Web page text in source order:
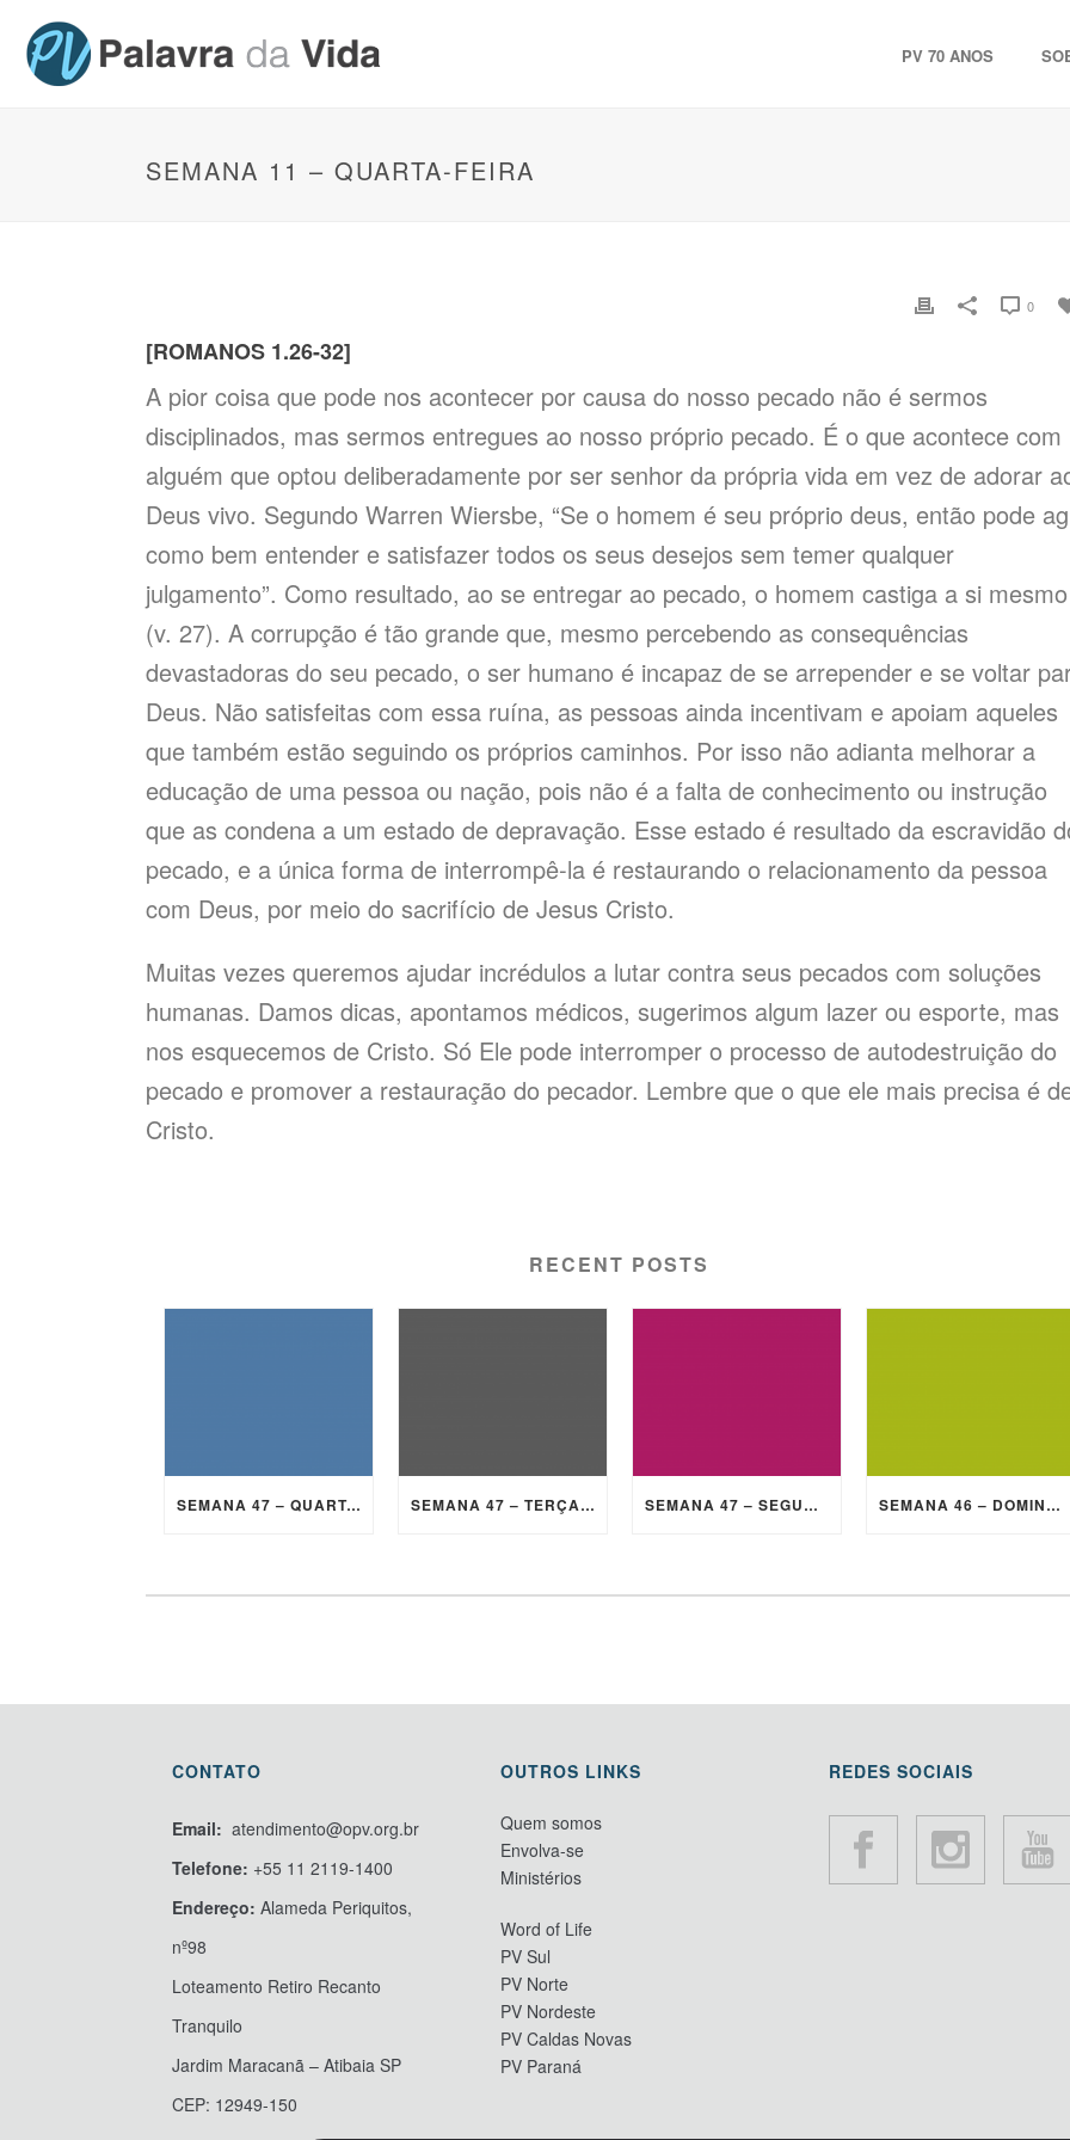
PV 70 ANOS
SEMANA 11 – QUARTA-FEIRA
0
[ROMANOS 1.26-32]
A pior coisa que pode nos acontecer por causa do nosso pecado não é sermos
disciplinados, mas sermos entregues ao nosso próprio pecado. É o que acontece com
alguém que optou deliberadamente por ser senhor da própria vida em vez de adorar
Deus vivo. Segundo Warren Wiersbe, “Se o homem é seu próprio deus, então pode
como bem entender e satisfazer todos os seus desejos sem temer qualquer
julgamento”. Como resultado, ao se entregar ao pecado, o homem castiga a si mesmo
(v. 27). A corrupção é tão grande que, mesmo percebendo as consequências
devastadoras do seu pecado, o ser humano é incapaz de se arrepender e se voltar
Deus. Não satisfeitas com essa ruína, as pessoas ainda incentivam e apoiam aqueles
que também estão seguindo os próprios caminhos. Por isso não adianta melhorar a
educação de uma pessoa ou nação, pois não é a falta de conhecimento ou instrução
que as condena a um estado de depravação. Esse estado é resultado da escravidão
pecado, e a única forma de interrompê-la é restaurando o relacionamento da pessoa
com Deus, por meio do sacrifício de Jesus Cristo.
Muitas vezes queremos ajudar incrédulos a lutar contra seus pecados com soluções
humanas. Damos dicas, apontamos médicos, sugerimos algum lazer ou esporte, mas
nos esquecemos de Cristo. Só Ele pode interromper o processo de autodestruição do
pecado e promover a restauração do pecador. Lembre que o que ele mais precisa é
Cristo.
RECENT POSTS
SEMANA 47 – QUARTA-FEIRA SEMANA 47 – TERÇA-FEIRA SEMANA 47 – SEGUNDA-FEIRA SEMANA 46 – DOMINGO
CONTATO
Email: atendimento@opv.org.br
Telefone: +55 11 2119-1400
Endereço: Alameda Periquitos,
nº98
Loteamento Retiro Recanto
Tranquilo
Jardim Maracanã – Atibaia SP
CEP: 12949-150
OUTROS LINKS
Quem somos
Envolva-se
Ministérios
Word of Life
PV Sul
PV Norte
PV Nordeste
PV Caldas Novas
PV Paraná
REDES SOCIAIS